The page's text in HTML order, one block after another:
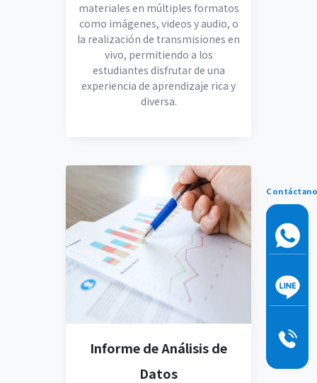
materiales en múltiples formatos
como imágenes, videos y audio, o
la realización de transmisiones en
vivo, permitiendo a los
estudiantes disfrutar de una
experiencia de aprendizaje rica y
diversa.
Informe de Análisis de
Datos